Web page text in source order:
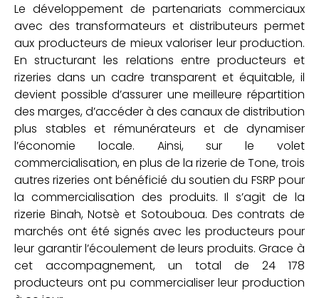
Le développement de partenariats commerciaux
avec des transformateurs et distributeurs permet
aux producteurs de mieux valoriser leur production.
En structurant les relations entre producteurs et
rizeries dans un cadre transparent et équitable, il
devient possible d’assurer une meilleure répartition
des marges, d’accéder à des canaux de distribution
plus stables et rémunérateurs et de dynamiser
l’économie locale. Ainsi, sur le volet
commercialisation, en plus de la rizerie de Tone, trois
autres rizeries ont bénéficié du soutien du FSRP pour
la commercialisation des produits. Il s’agit de la
rizerie Binah, Notsè et Sotouboua. Des contrats de
marchés ont été signés avec les producteurs pour
leur garantir l’écoulement de leurs produits. Grace à
cet accompagnement, un total de 24 178
producteurs ont pu commercialiser leur production